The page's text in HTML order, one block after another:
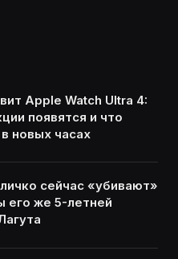
Apple Watch Ultra 4:
появятся и что
новых часах
сейчас «убивают»
его же 5-летней